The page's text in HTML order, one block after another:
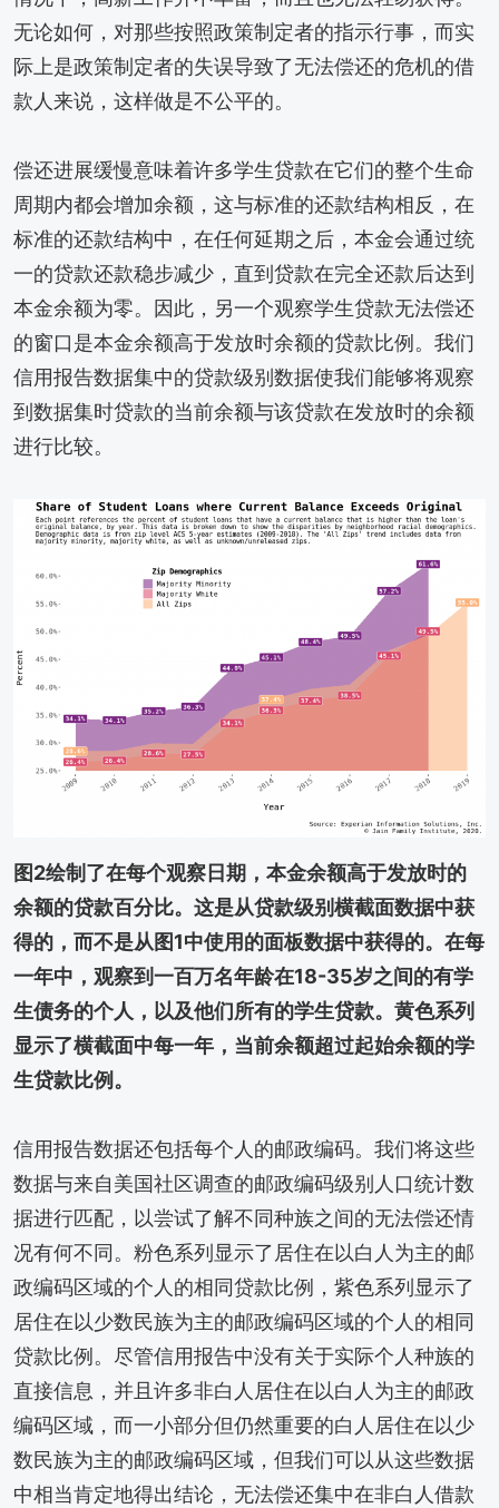
无论如何，对那些按照政策制定者的指示行事，而实
际上是政策制定者的失误导致了无法偿还的危机的借
款人来说，这样做是不公平的。
偿还进展缓慢意味着许多学生贷款在它们的整个生命
周期内都会增加余额，这与标准的还款结构相反，在
标准的还款结构中，在任何延期之后，本金会通过统
一的贷款还款稳步减少，直到贷款在完全还款后达到
本金余额为零。因此，另一个观察学生贷款无法偿还
的窗口是本金余额高于发放时余额的贷款比例。我们
信用报告数据集中的贷款级别数据使我们能够将观察
到数据集时贷款的当前余额与该贷款在发放时的余额
进行比较。
图2绘制了在每个观察日期，本金余额高于发放时的
余额的贷款百分比。这是从贷款级别横截面数据中获
得的，而不是从图1中使用的面板数据中获得的。在每
一年中，观察到一百万名年龄在18-35岁之间的有学
生债务的个人，以及他们所有的学生贷款。黄色系列
显示了横截面中每一年，当前余额超过起始余额的学
生贷款比例。
信用报告数据还包括每个人的邮政编码。我们将这些
数据与来自美国社区调查的邮政编码级别人口统计数
据进行匹配，以尝试了解不同种族之间的无法偿还情
况有何不同。粉色系列显示了居住在以白人为主的邮
政编码区域的个人的相同贷款比例，紫色系列显示了
居住在以少数民族为主的邮政编码区域的个人的相同
贷款比例。尽管信用报告中没有关于实际个人种族的
直接信息，并且许多非白人居住在以白人为主的邮政
编码区域，而一小部分但仍然重要的白人居住在以少
数民族为主的邮政编码区域，但我们可以从这些数据
中相当肯定地得出结论，无法偿还集中在非白人借款